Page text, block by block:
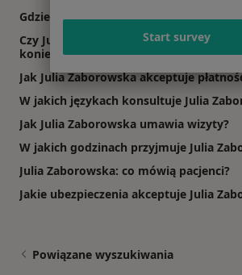
Gdzie Julia Zaborowska ma swój
Czy Julia Zaborowska przyjmuje online,
konieczności pojawiania się w
Jak Julia Zaborowska akceptuje
W jakich językach konsultuje Julia
Jak Julia Zaborowska umawia wizyty?
W jakich godzinach przyjmuje Julia
Julia Zaborowska: co mówią pacjenci?
Jakie ubezpieczenia akceptuje Julia
Powiązane wyszukiwania
Start survey